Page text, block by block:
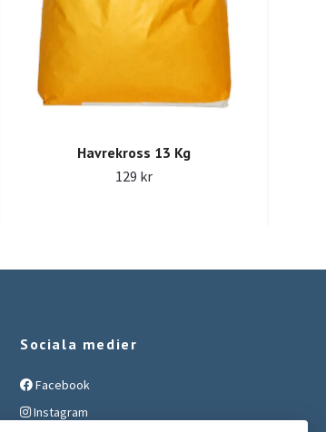
Havrekross 13 Kg
129 kr
Sociala medier
Facebook
Instagram